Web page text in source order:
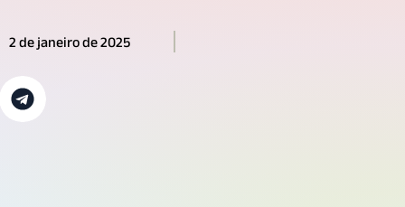
2 de janeiro de 2025